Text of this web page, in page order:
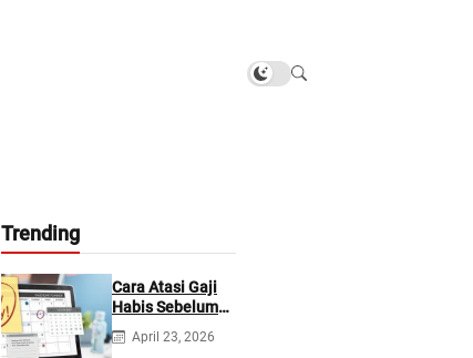
Trending
Cara Atasi Gaji
Habis Sebelum
Gajian
Berikutnya
April 23, 2026